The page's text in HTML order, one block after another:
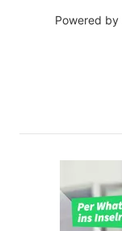
Powered by